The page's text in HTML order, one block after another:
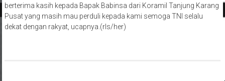
berterima kasih kepada Bapak Babinsa dari Koramil Tanjung Karang
Pusat yang masih mau perduli kepada kami semoga TNI selalu
dekat dengan rakyat, ucapnya.(rls/her)